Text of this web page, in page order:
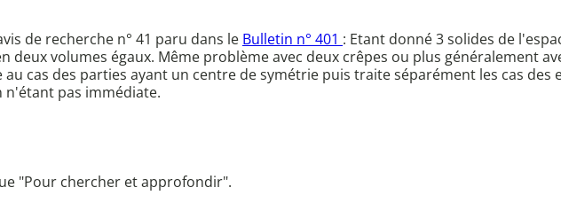
de recherche n° 41 paru dans le Bulletin n° 401 : Etant donné 3 solides de
deux volumes égaux. Même problème avec deux crêpes ou plus généralement
cas des parties ayant un centre de symétrie puis traite séparément les cas des
n'étant pas immédiate.
"Pour chercher et approfondir".